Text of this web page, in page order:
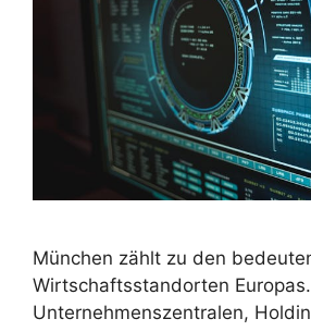
München zählt zu den
Wirtschaftsstandorten
Unternehmenszentralen,